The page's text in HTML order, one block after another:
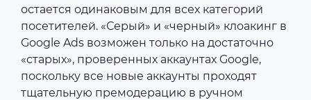
остается одинаковым для всех категорий
посетителей. «Серый» и «черный» клоакинг в
Google Ads возможен только на достаточно
«старых», проверенных аккаунтах Google,
поскольку все новые аккаунты проходят
тщательную премодерацию в ручном